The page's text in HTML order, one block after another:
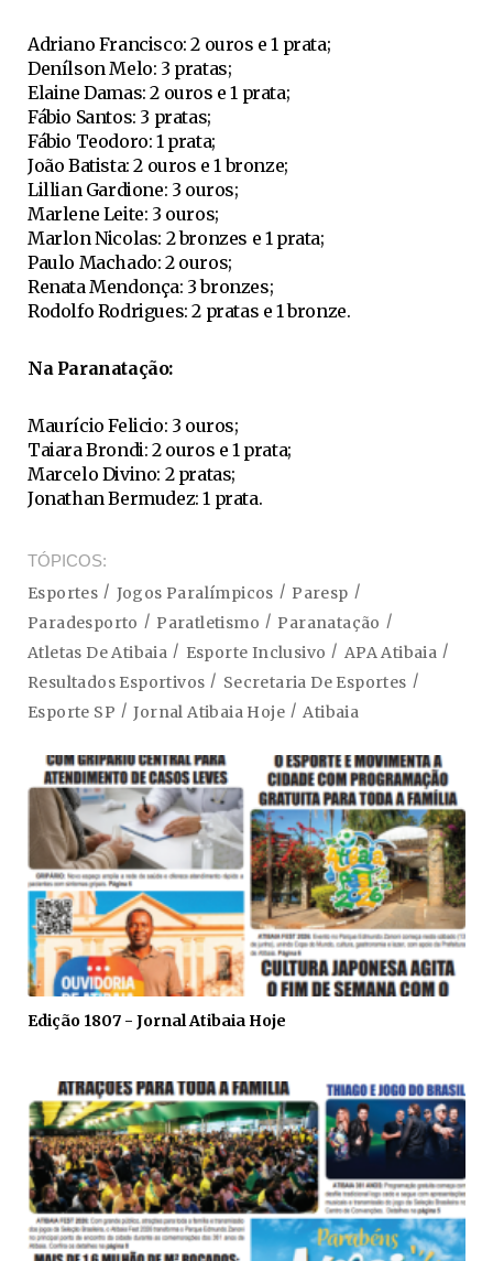
Adriano Francisco: 2 ouros e 1 prata;
Denílson Melo: 3 pratas;
Elaine Damas: 2 ouros e 1 prata;
Fábio Santos: 3 pratas;
Fábio Teodoro: 1 prata;
João Batista: 2 ouros e 1 bronze;
Lillian Gardione: 3 ouros;
Marlene Leite: 3 ouros;
Marlon Nicolas: 2 bronzes e 1 prata;
Paulo Machado: 2 ouros;
Renata Mendonça: 3 bronzes;
Rodolfo Rodrigues: 2 pratas e 1 bronze.
Na Paranatação:
Maurício Felicio: 3 ouros;
Taiara Brondi: 2 ouros e 1 prata;
Marcelo Divino: 2 pratas;
Jonathan Bermudez: 1 prata.
TÓPICOS
Esportes Jogos Paralímpicos
Paresp
Paradesporto
Paratletismo
Paranatação
Atletas De Atibaia
Esporte Inclusivo
APA Atibaia
Resultados Esportivos
Secretaria De Esportes
Esporte SP
Jornal Atibaia Hoje Atibaia
Edição 1807 - Jornal Atibaia Hoje